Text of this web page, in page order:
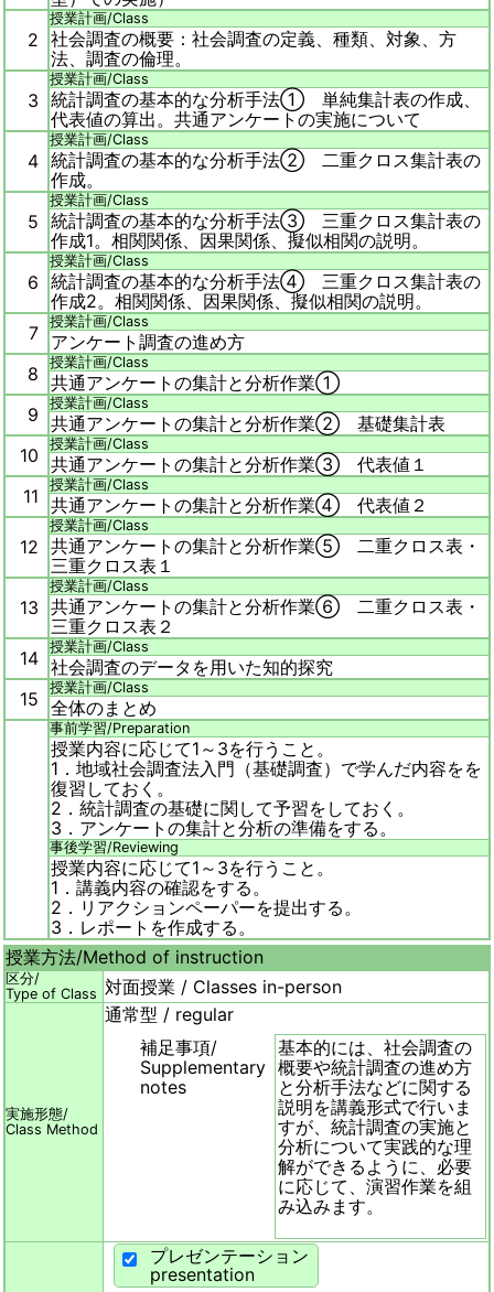
2
授業計画/Class
社会調査の概要：社会調査の定義、種類、対象、方
法、調査の倫理。
3
授業計画/Class
統計調査の基本的な分析手法① 単純集計表の作成、
代表値の算出。 共通アンケートの実施について
4
授業計画/Class
統計調査の基本的な分析手法② 二重クロス集計表の
作成。
5
授業計画/Class
統計調査の基本的な分析手法③ 三重クロス集計表の
作成1。相関関係、因果関係、擬似相関の説明。
6
授業計画/Class
統計調査の基本的な分析手法④ 三重クロス集計表の
作成2。相関関係、因果関係、擬似相関の説明。
7
授業計画/Class
アンケート調査の進め方
8
授業計画/Class
共通アンケートの集計と分析作業①
9
授業計画/Class
共通アンケートの集計と分析作業② 基礎集計表
10
授業計画/Class
共通アンケートの集計と分析作業③ 代表値１
11
授業計画/Class
共通アンケートの集計と分析作業④ 代表値２
12
授業計画/Class
共通アンケートの集計と分析作業⑤ 二重クロス表・
三重クロス表１
13
授業計画/Class
共通アンケートの集計と分析作業⑥ 二重クロス表・
三重クロス表２
14
授業計画/Class
社会調査のデータを用いた知的探究
15
授業計画/Class
全体のまとめ
事前学習/Preparation
授業内容に応じて1～3を行うこと。
1．地域社会調査法入門（基礎調査）で学んだ内容をを
復習しておく。
2．統計調査の基礎に関して予習をしておく。
3．アンケートの集計と分析の準備をする。
事後学習/Reviewing
授業内容に応じて1～3を行うこと。
1．講義内容の確認をする。
2．リアクションペーパーを提出する。
3．レポートを作成する。
授業方法/Method of instruction
区分/
Type of Class 対面授業 / Classes in-person
実施形態/
Class Method
通常型 / regular
補足事項/
Supplementary
notes
基本的には、社会調査の
概要や統計調査の進め方
と分析手法などに関する
説明を講義形式で行いま
すが、統計調査の実施と
分析について実践的な理
解ができるように、必要
に応じて、演習作業を組
み込みます。
プレゼンテーション
presentation